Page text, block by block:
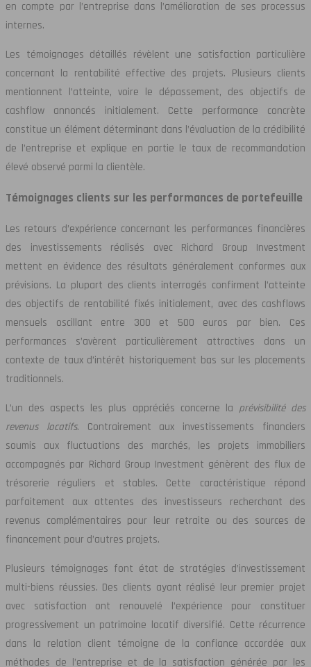
en compte par l’entreprise dans l’amélioration de ses processus
internes.
Les témoignages détaillés révèlent une satisfaction particulière
concernant la rentabilité effective des projets. Plusieurs clients
mentionnent l’atteinte, voire le dépassement, des objectifs de
cashflow annoncés initialement. Cette performance concrète
constitue un élément déterminant dans l’évaluation de la crédibilité
de l’entreprise et explique en partie le taux de recommandation
élevé observé parmi la clientèle.
Témoignages clients sur les performances de portefeuille
Les retours d’expérience concernant les performances financières
des investissements réalisés avec Richard Group Investment
mettent en évidence des résultats généralement conformes aux
prévisions. La plupart des clients interrogés confirment l’atteinte
des objectifs de rentabilité fixés initialement, avec des cashflows
mensuels oscillant entre 300 et 500 euros par bien. Ces
performances s’avèrent particulièrement attractives dans un
contexte de taux d’intérêt historiquement bas sur les placements
traditionnels.
L’un des aspects les plus appréciés concerne la prévisibilité des
revenus locatifs. Contrairement aux investissements financiers
soumis aux fluctuations des marchés, les projets immobiliers
accompagnés par Richard Group Investment génèrent des flux de
trésorerie réguliers et stables. Cette caractéristique répond
parfaitement aux attentes des investisseurs recherchant des
revenus complémentaires pour leur retraite ou des sources de
financement pour d’autres projets.
Plusieurs témoignages font état de stratégies d’investissement
multi-biens réussies. Des clients ayant réalisé leur premier projet
avec satisfaction ont renouvelé l’expérience pour constituer
progressivement un patrimoine locatif diversifié. Cette récurrence
dans la relation client témoigne de la confiance accordée aux
méthodes de l’entreprise et de la satisfaction générée par les